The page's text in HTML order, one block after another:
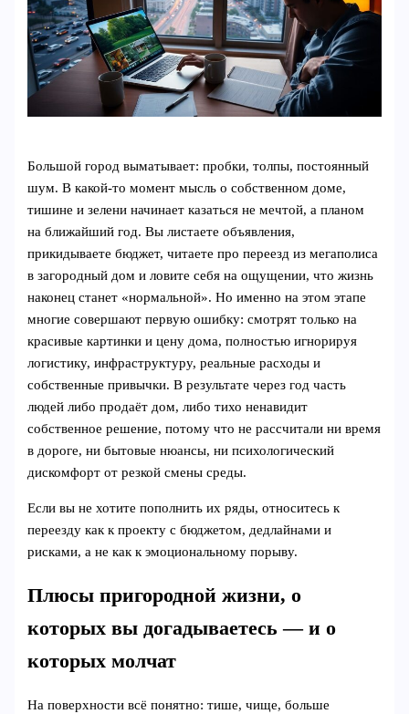
Большой город выматывает: пробки, толпы, постоянный
шум. В какой‑то момент мысль о собственном доме,
тишине и зелени начинает казаться не мечтой, а планом
на ближайший год. Вы листаете объявления,
прикидываете бюджет, читаете про переезд из мегаполиса
в загородный дом и ловите себя на ощущении, что жизнь
наконец станет «нормальной». Но именно на этом этапе
многие совершают первую ошибку: смотрят только на
красивые картинки и цену дома, полностью игнорируя
логистику, инфраструктуру, реальные расходы и
собственные привычки. В результате через год часть
людей либо продаёт дом, либо тихо ненавидит
собственное решение, потому что не рассчитали ни время
в дороге, ни бытовые нюансы, ни психологический
дискомфорт от резкой смены среды.
Если вы не хотите пополнить их ряды, относитесь к
переезду как к проекту с бюджетом, дедлайнами и
рисками, а не как к эмоциональному порыву.
Плюсы пригородной жизни, о
которых вы догадываетесь — и о
которых молчат
На поверхности всё понятно: тише, чище, больше